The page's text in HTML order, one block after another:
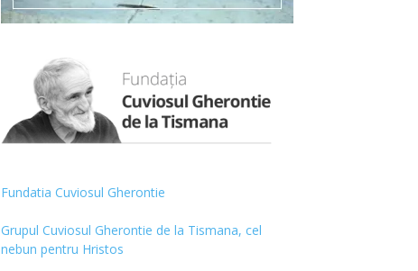
Fundatia Cuviosul Gherontie
Grupul Cuviosul Gherontie de la Tismana, cel
nebun pentru Hristos